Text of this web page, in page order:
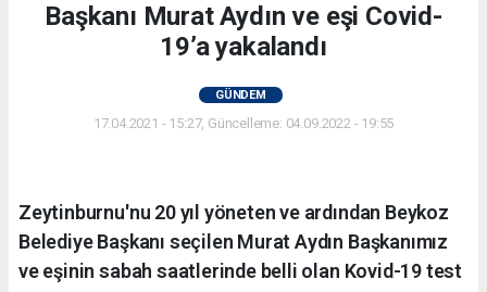
Başkanı Murat Aydın ve eşi Covid-
19’a yakalandı
GÜNDEM
17.04.2021 - 15:27, Güncelleme: 04.09.2022 - 19:55
Zeytinburnu'nu 20 yıl yöneten ve ardından Beykoz
Belediye Başkanı seçilen Murat Aydın Başkanımız
ve eşinin sabah saatlerinde belli olan Kovid-19 test